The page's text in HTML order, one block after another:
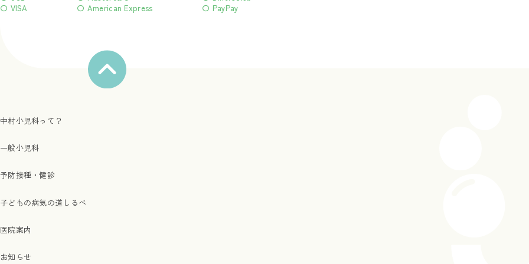
〇 VISA
〇 American Express 〇 PayPay
中村小児科って？
一般小児科
予防接種・健診
子どもの病気の道しるべ
医院案内
お知らせ